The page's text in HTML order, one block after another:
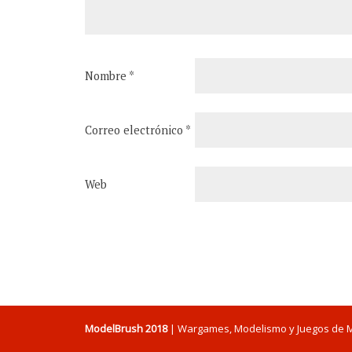
Nombre *
Correo electrónico *
Web
ModelBrush 2018| Wargames, Modelismo y Juegos de